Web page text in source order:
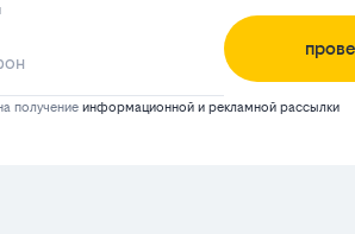
получение информационной и рекламной рассылки